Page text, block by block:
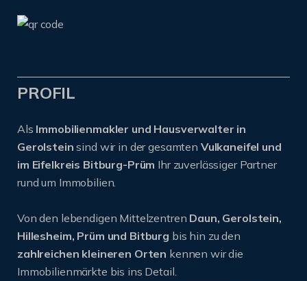
PROFIL
Als Immobilienmakler und Hausverwalter in
Gerolsteinsind wir in der gesamten Vulkaneifel und
im Eifelkreis Bitburg-Prüm Ihr zuverlässiger Partner
rund um Immobilien.
Von den lebendigen Mittelzentren Daun, Gerolstein,
Hillesheim, Prüm und Bitburg bis hin zu den
zahlreichen kleineren Orten kennen wir die
Immobilienmärkte bis ins Detail.